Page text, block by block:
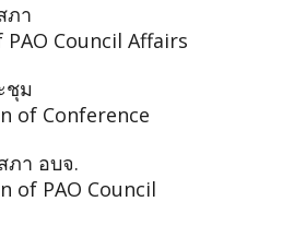
ภา
Council Affairs
ชุม
of Conference
ภา อบจ.
of PAO Council